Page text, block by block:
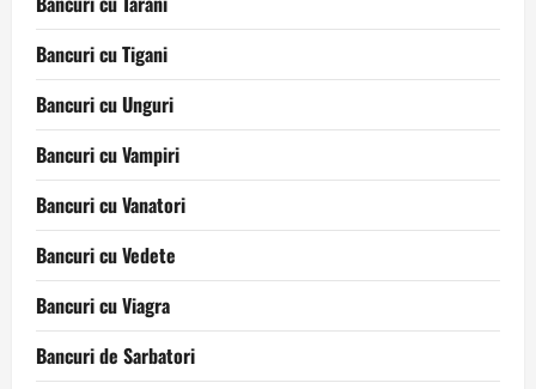
Bancuri cu Tigani
Bancuri cu Unguri
Bancuri cu Vampiri
Bancuri cu Vanatori
Bancuri cu Vedete
Bancuri cu Viagra
Bancuri de Sarbatori